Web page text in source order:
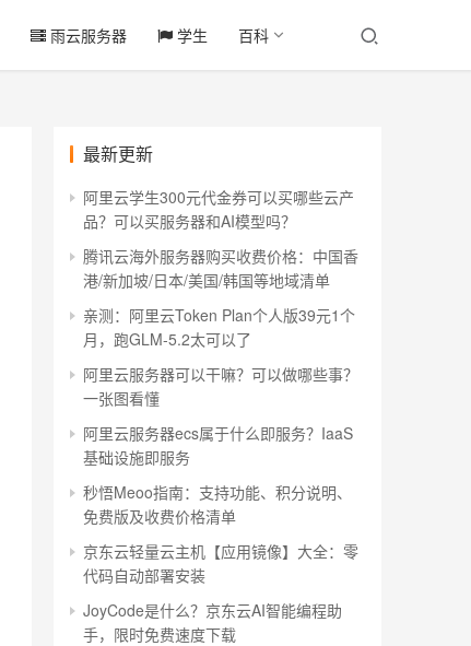
雨云服务器 学生 百科
最新更新
阿里云学生300元代金券可以买哪些云产
品？可以买服务器和AI模型吗？
腾讯云海外服务器购买收费价格：中国香
港/新加坡/日本/美国/韩国等地域清单
亲测：阿里云Token Plan个人版39元1个
月，跑GLM-5.2太可以了
阿里云服务器可以干嘛？可以做哪些事？
一张图看懂
阿里云服务器ecs属于什么即服务？IaaS
基础设施即服务
秒悟Meoo指南：支持功能、积分说明、
免费版及收费价格清单
京东云轻量云主机【应用镜像】大全：零
代码自动部署安装
JoyCode是什么？京东云AI智能编程助
手，限时免费速度下载